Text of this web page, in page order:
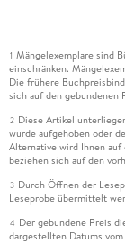
1 Mängelexemplare sind
einschränken.
Die frühere
sich auf den gebundenen
2 Diese Artikel
wurde aufgehoben oder
Alternative wird Ihnen
beziehen sich auf den
3 Durch Öffnen der
Leseprobe übermittelt
4 Der gebundene Preis
dargestellten Datums